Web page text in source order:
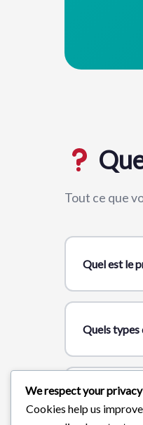
Tout ce que
Quel est le
Quels types
Sous quel
We respect your privacy
Cookies help us